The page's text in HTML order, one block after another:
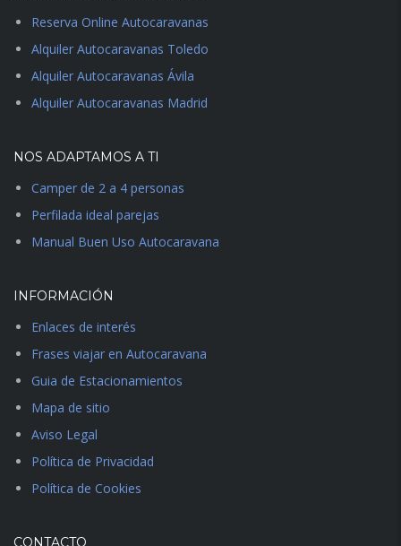
Reserva Online Autocaravanas
Alquiler Autocaravanas Toledo
Alquiler Autocaravanas Ávila
Alquiler Autocaravanas Madrid
NOS ADAPTAMOS A TI
Camper de 2 a 4 personas
Perfilada ideal parejas
Manual Buen Uso Autocaravana
INFORMACIÓN
Enlaces de interés
Frases viajar en Autocaravana
Guia de Estacionamientos
Mapa de sitio
Aviso Legal
Política de Privacidad
Política de Cookies
CONTACTO